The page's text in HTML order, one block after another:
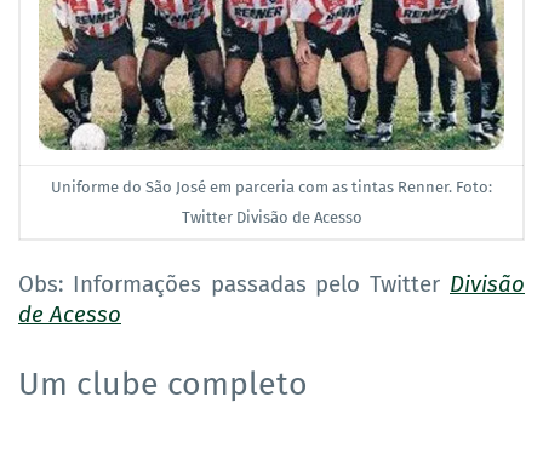
Uniforme do São José em parceria com as tintas Renner. Foto:
Twitter Divisão de Acesso
Obs: Informações passadas pelo Twitter Divisão
de Acesso
Um clube completo